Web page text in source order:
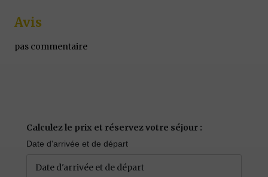
Avis
pas commentaire
Calculez le prix et réservez votre séjour :
Date d'arrivée et de départ